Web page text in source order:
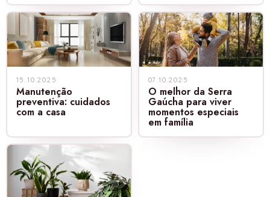
15.10.2025
Manutenção
preventiva: cuidados
com a casa
07.10.2025
O melhor da Serra
Gaúcha para viver
momentos especiais
em família